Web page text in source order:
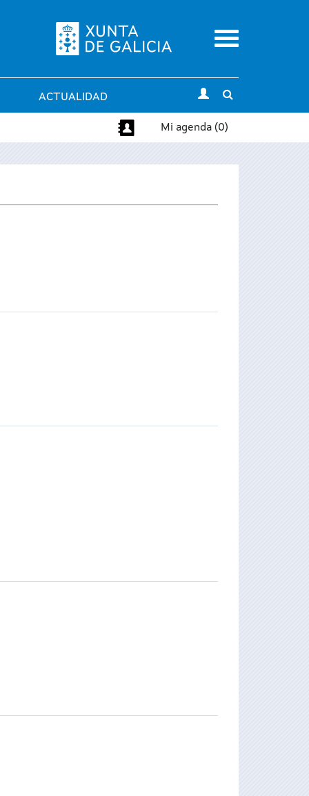
Menu
ACTUALIDAD
search
Mi agenda (0)